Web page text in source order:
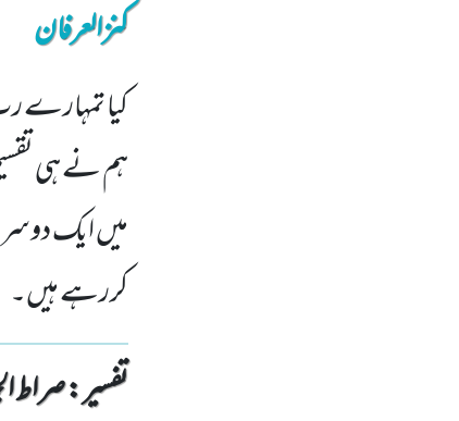
کنزالعرفان
کیا تمہارے
ہم نے ہی
میں ایک
کررہے ہیں۔
تفسیر : ‎صراط الجنان